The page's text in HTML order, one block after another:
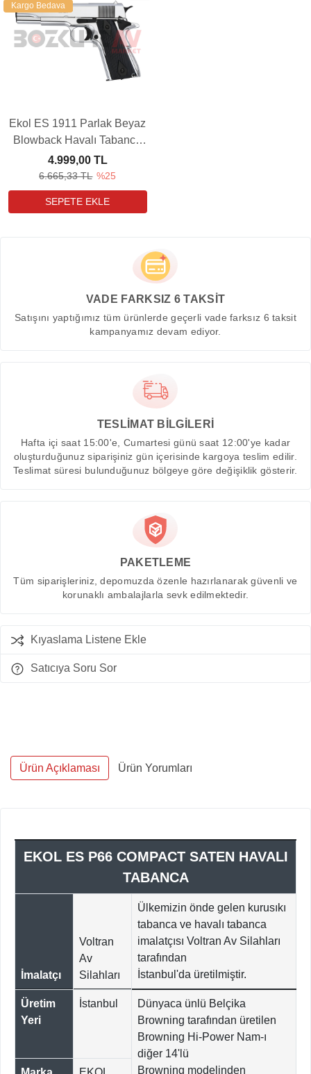
Ekol ES 1911 Parlak Beyaz
Blowback Havalı Tabanca
(Ultimate Combo)
6.665,33 TL %25
4.999,00 TL
Kargo Bedava
VADE FARKSIZ 6 TAKSİT
Satışını yaptığımız tüm ürünlerde geçerli vade farksız 6 taksit
kampanyamız devam ediyor.
TESLİMAT BİLGİLERİ
Hafta içi saat 15:00'e, Cumartesi günü saat 12:00'ye kadar
oluşturduğunuz siparişiniz gün içerisinde kargoya teslim edilir.
Teslimat süresi bulunduğunuz bölgeye göre değişiklik gösterir.
PAKETLEME
Tüm siparişleriniz, depomuzda özenle hazırlanarak güvenli ve
korunaklı ambalajlarla sevk edilmektedir.
Kıyaslama Listene Ekle
Satıcıya Soru Sor
Ürün Açıklaması Ürün Yorumları
EKOL ES P66 COMPACT SATEN HAVALI
TABANCA
İmalatçı
Voltran
Av
Silahları
Ülkemizin önde gelen kurusıkı
tabanca ve havalı tabanca
imalatçısı Voltran Av Silahları
tarafından
İstanbul'da üretilmiştir.
Üretim
Yeri
İstanbul
Dünyaca ünlü Belçika
Browning tarafından üretilen
Browning Hi-Power Nam-ı
diğer 14'lü
Browning modelinden